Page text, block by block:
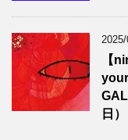
【
日）